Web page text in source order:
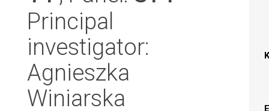
Principal
investigator:
Agnieszka
Winiarska